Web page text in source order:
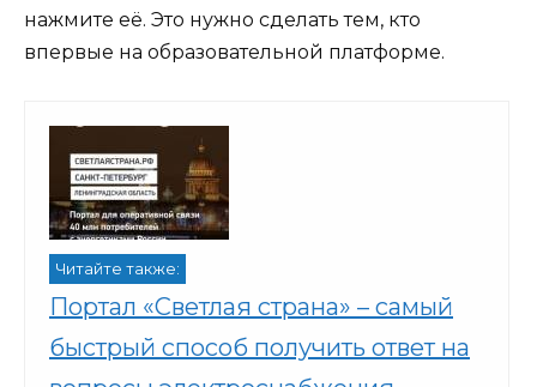
нажмите её. Это нужно сделать тем, кто
впервые на образовательной платформе.
Читайте также:
Портал «Светлая страна» – самый
быстрый способ получить ответ на